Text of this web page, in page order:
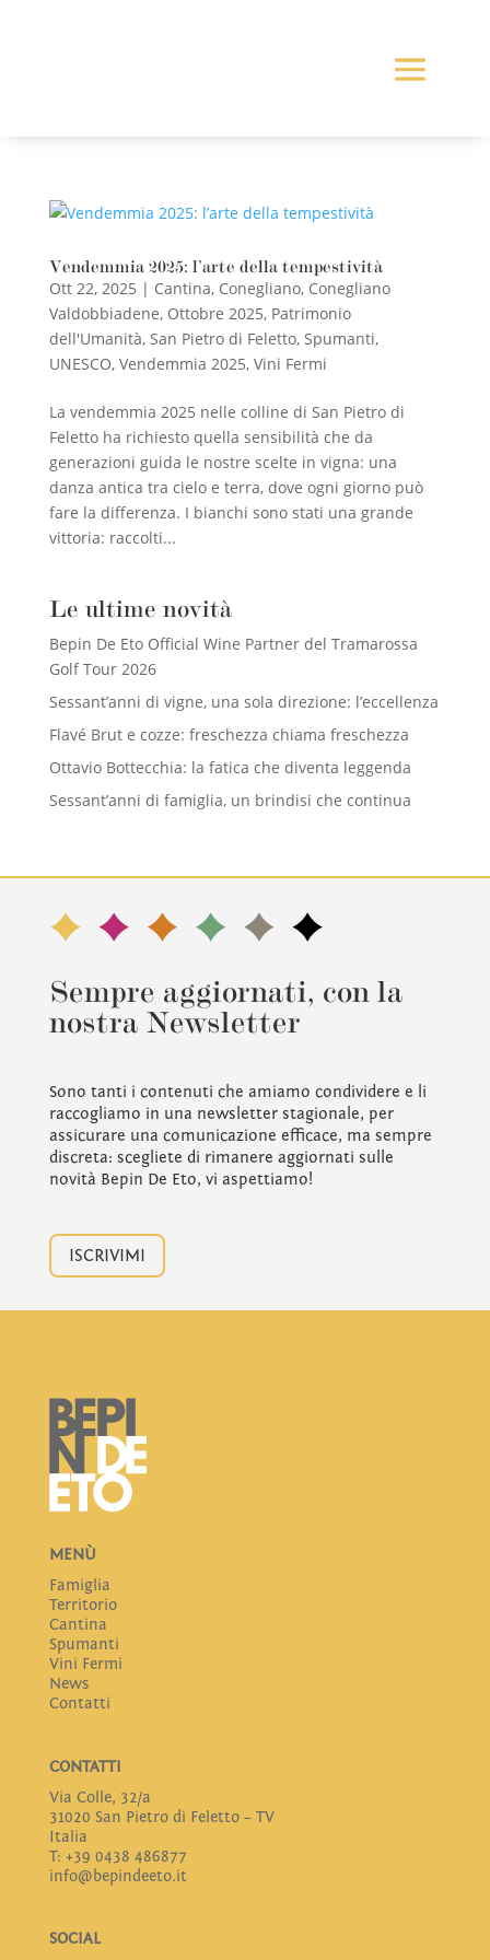
Vendemmia 2025: l’arte della tempestività
Ott 22, 2025 | Cantina, Conegliano, Conegliano
Valdobbiadene, Ottobre 2025, Patrimonio
dell'Umanità, San Pietro di Feletto, Spumanti,
UNESCO, Vendemmia 2025, Vini Fermi
La vendemmia 2025 nelle colline di San Pietro di
Feletto ha richiesto quella sensibilità che da
generazioni guida le nostre scelte in vigna: una
danza antica tra cielo e terra, dove ogni giorno può
fare la differenza. I bianchi sono stati una grande
vittoria: raccolti...
Le ultime novità
Bepin De Eto Official Wine Partner del Tramarossa
Golf Tour 2026
Sessant’anni di vigne, una sola direzione: l’eccellenza
Flavé Brut e cozze: freschezza chiama freschezza
Ottavio Bottecchia: la fatica che diventa leggenda
Sessant’anni di famiglia, un brindisi che continua
Sempre aggiornati, con la
nostra Newsletter
Sono tanti i contenuti che amiamo condividere e li
raccogliamo in una newsletter stagionale, per
assicurare una comunicazione efficace, ma sempre
discreta: scegliete di rimanere aggiornati sulle
novità Bepin De Eto, vi aspettiamo!
ISCRIVIMI
MENÙ
Famiglia
Territorio
Cantina
Spumanti
Vini Fermi
News
Contatti
CONTATTI
Via Colle, 32/a
31020 San Pietro di Feletto – TV
Italia
T: +39 0438 486877
info@bepindeeto.it
SOCIAL